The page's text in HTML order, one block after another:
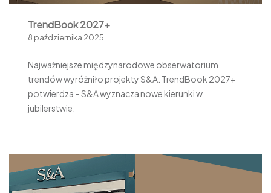
TrendBook 2027+
8 października 2025
Najważniejsze międzynarodowe obserwatorium
trendów wyróżniło projekty S&A. TrendBook 2027+
potwierdza – S&A wyznacza nowe kierunki w
jubilerstwie.